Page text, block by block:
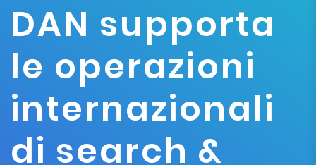
DAN supporta
le operazioni
internazionali
di search &